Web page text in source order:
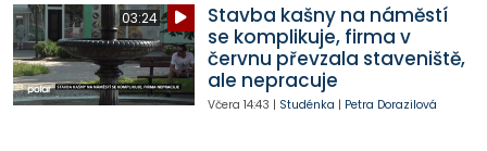
03:24
Stavba kašny na náměstí
se komplikuje, firma v
červnu převzala staveniště,
ale nepracuje
Včera 14:43 | Studénka | Petra Dorazilová